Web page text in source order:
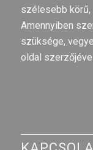
szélesebb körű,
Amennyiben
szüksége,
oldal